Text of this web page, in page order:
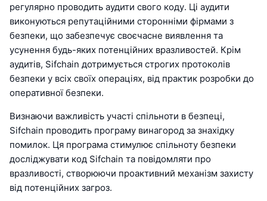
регулярно проводить аудити свого коду. Ці аудити
виконуються репутаційними сторонніми фірмами з
безпеки, що забезпечує своєчасне виявлення та
усунення будь-яких потенційних вразливостей. Крім
аудитів, Sifchain дотримується строгих протоколів
безпеки у всіх своїх операціях, від практик розробки до
оперативної безпеки.
Визнаючи важливість участі спільноти в безпеці,
Sifchain проводить програму винагород за знахідку
помилок. Ця програма стимулює спільноту безпеки
досліджувати код Sifchain та повідомляти про
вразливості, створюючи проактивний механізм захисту
від потенційних загроз.